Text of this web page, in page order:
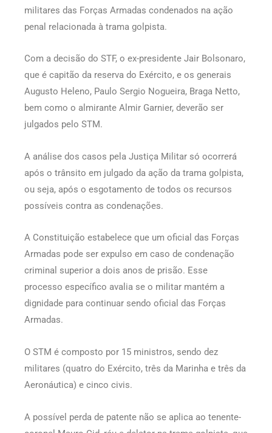
militares das Forças Armadas condenados na ação
penal relacionada à trama golpista.
Com a decisão do STF, o ex-presidente Jair Bolsonaro,
que é capitão da reserva do Exército, e os generais
Augusto Heleno, Paulo Sergio Nogueira, Braga Netto,
bem como o almirante Almir Garnier, deverão ser
julgados pelo STM.
A análise dos casos pela Justiça Militar só ocorrerá
após o trânsito em julgado da ação da trama golpista,
ou seja, após o esgotamento de todos os recursos
possíveis contra as condenações.
A Constituição estabelece que um oficial das Forças
Armadas pode ser expulso em caso de condenação
criminal superior a dois anos de prisão. Esse
processo específico avalia se o militar mantém a
dignidade para continuar sendo oficial das Forças
Armadas.
O STM é composto por 15 ministros, sendo dez
militares (quatro do Exército, três da Marinha e três da
Aeronáutica) e cinco civis.
A possível perda de patente não se aplica ao tenente-